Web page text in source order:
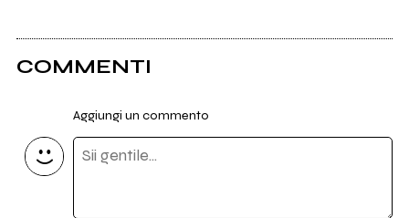
COMMENTI
Aggiungi un commento